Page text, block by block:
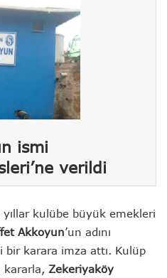
ismi
verildi
yıllar kulübe büyük emekleri
Akkoyun’un adını
bir karara imza attı. Kulüp
kararla, Zekeriyaköy